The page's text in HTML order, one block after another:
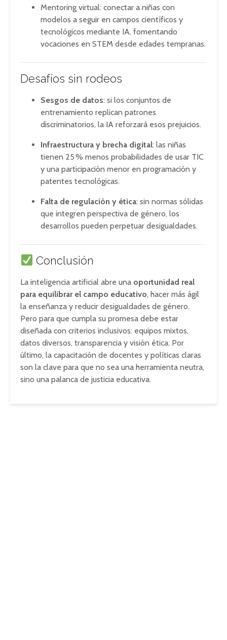
Mentoring virtual: conectar a niñas con
modelos a seguir en campos científicos y
tecnológicos mediante IA, fomentando
vocaciones en STEM desde edades tempranas.
Desafíos sin rodeos
Sesgos de datos: si los conjuntos de
entrenamiento replican patrones
discriminatorios, la IA reforzará esos prejuicios.
Infraestructura y brecha digital: las niñas
tienen 25 % menos probabilidades de usar TIC
y una participación menor en programación y
patentes tecnológicas.
Falta de regulación y ética: sin normas sólidas
que integren perspectiva de género, los
desarrollos pueden perpetuar desigualdades.
Conclusión
La inteligencia artificial abre una oportunidad real
para equilibrar el campo educativo, hacer más ágil
la enseñanza y reducir desigualdades de género.
Pero para que cumpla su promesa debe estar
diseñada con criterios inclusivos: equipos mixtos,
datos diversos, transparencia y visión ética. Por
último, la capacitación de docentes y políticas claras
son la clave para que no sea una herramienta neutra,
sino una palanca de justicia educativa.